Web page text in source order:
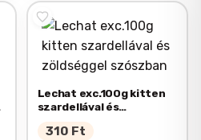
Lechat exc.100g kitten
szardellával és
zöldséggel szószban
310 Ft